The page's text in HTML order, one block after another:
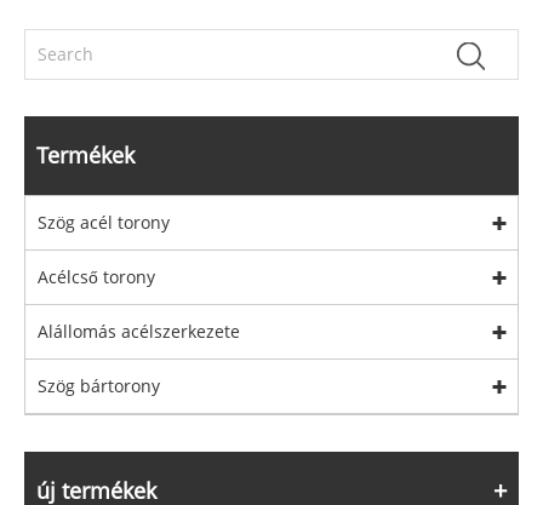
Termékek
Szög acél torony
Acélcső torony
Alállomás acélszerkezete
Szög bártorony
új termékek